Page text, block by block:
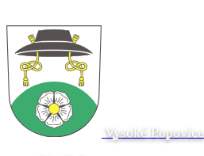
Vysoké Popovice